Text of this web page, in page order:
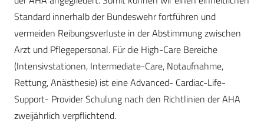
Standard innerhalb der Bundeswehr fortführen und
vermeiden Reibungsverluste in der Abstimmung zwischen
Arzt und Pflegepersonal. Für die High-Care Bereiche
(Intensivstationen, Intermediate-Care, Notaufnahme,
Rettung, Anästhesie) ist eine Advanced- Cardiac-Life-
Support- Provider Schulung nach den Richtlinien der AHA
zweijährlich verpflichtend.